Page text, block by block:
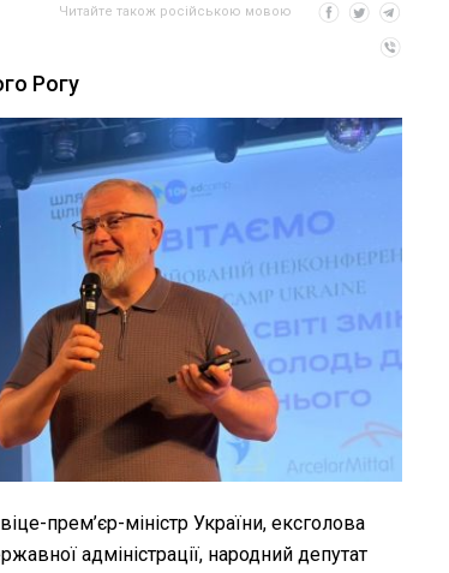
Читайте також російською мовою
Рогу
прем’єр-міністр України, ексголова
адміністрації, народний депутат